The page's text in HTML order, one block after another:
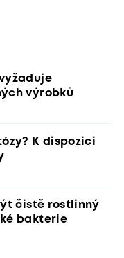
výrobků
K dispozici
čistě rostlinný
bakterie